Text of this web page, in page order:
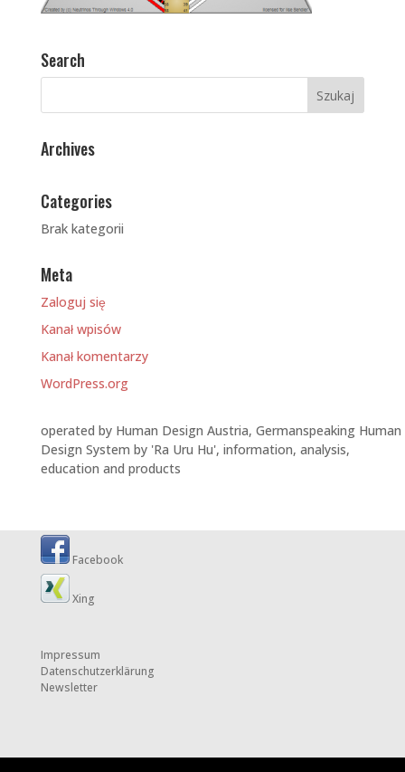
Search
Archives
Categories
Brak kategorii
Meta
Zaloguj się
Kanał wpisów
Kanał komentarzy
WordPress.org
operated by Human Design Austria, Germanspeaking Human
Design System by 'Ra Uru Hu', information, analysis,
education and products
Facebook
Xing
Impressum
Datenschutzerklärung
Newsletter